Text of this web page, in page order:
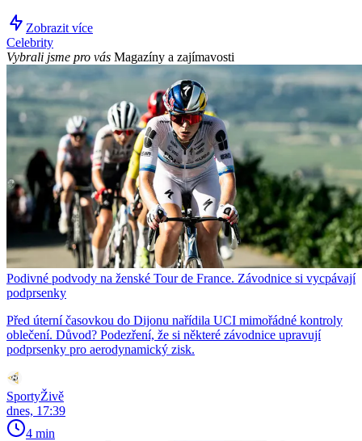
Zobrazit více
Celebrity
Vybrali jsme pro vás Magazíny a zajímavosti
Podivné podvody na ženské Tour de France. Závodnice si vycpávají
podprsenky
Před úterní časovkou do Dijonu nařídila UCI mimořádné kontroly
oblečení. Důvod? Podezření, že si některé závodnice upravují
podprsenky pro aerodynamický zisk.
SportyŽivě
dnes, 17:39
4 min